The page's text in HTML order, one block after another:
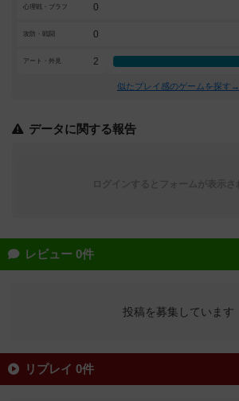
心理戦・ブラフ 0
攻防・戦闘 0
アート・外見 2
似たプレイ感のゲームを探す→
データに関する報告
レビュー 0件
投稿を募集しています
リプレイ 0件